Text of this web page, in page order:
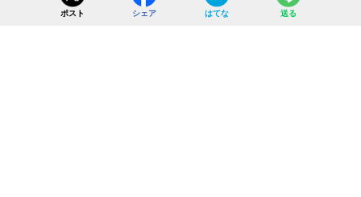
ポスト シェア はてな 送る